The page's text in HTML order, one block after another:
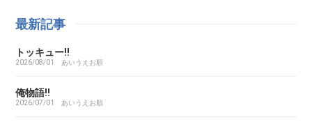
ああ探偵事務所
ARMS（アームズ）
あいこら
最新記事
トッキュー!!
2026/08/01 あいうえお順
俺物語!!
2026/07/01 あいうえお順